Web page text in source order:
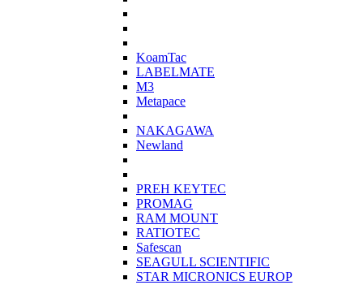
KoamTac
LABELMATE
M3
Metapace
NAKAGAWA
Newland
PREH KEYTEC
PROMAG
RAM MOUNT
RATIOTEC
Safescan
SEAGULL SCIENTIFIC
STAR MICRONICS EUROP